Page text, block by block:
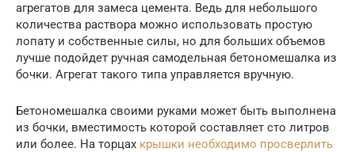
агрегатов для замеса цемента. Ведь для небольшого
количества раствора можно использовать простую
лопату и собственные силы, но для больших объемов
лучше подойдет ручная самодельная бетономешалка из
бочки. Агрегат такого типа управляется вручную.
Бетономешалка своими руками может быть выполнена
из бочки, вместимость которой составляет сто литров
или более. На торцах крышки необходимо просверлить